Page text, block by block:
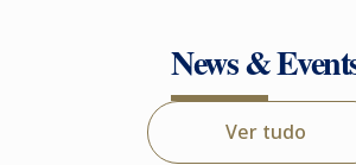
News &
Ver tudo